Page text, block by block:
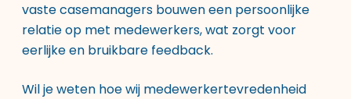
vaste casemanagers bouwen een persoonlijke
relatie op met medewerkers, wat zorgt voor
eerlijke en bruikbare feedback.
Wil je weten hoe wij medewerkertevredenheid